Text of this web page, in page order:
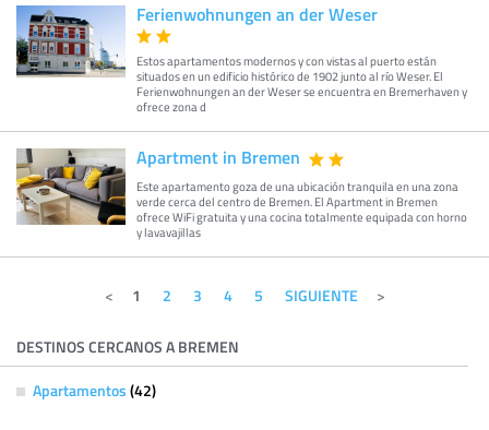
Ferienwohnungen an der Weser
Estos apartamentos modernos y con vistas al puerto están
situados en un edificio histórico de 1902 junto al río Weser. El
Ferienwohnungen an der Weser se encuentra en Bremerhaven y
ofrece zona d
Apartment in Bremen
Este apartamento goza de una ubicación tranquila en una zona
verde cerca del centro de Bremen. El Apartment in Bremen
ofrece WiFi gratuita y una cocina totalmente equipada con horno
y lavavajillas
1 2 3 4 5 SIGUIENTE
DESTINOS CERCANOS A BREMEN
Apartamentos (42)